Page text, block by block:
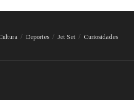
Deportes Jet Set Curiosidades